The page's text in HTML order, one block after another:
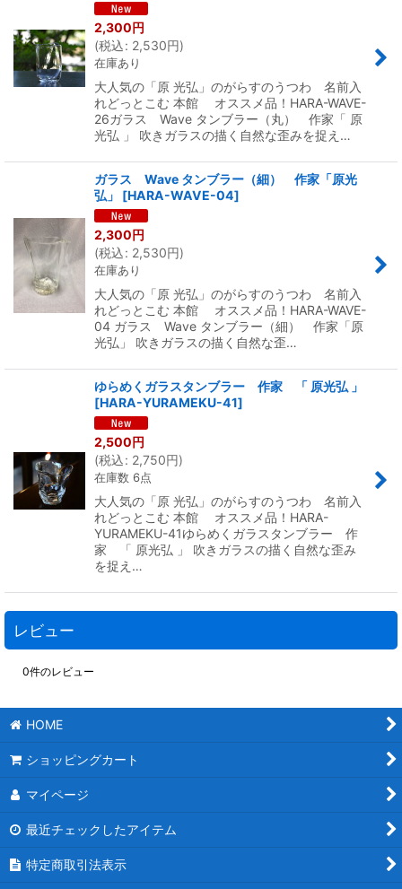
2,300円
(税込: 2,530円)
在庫あり
大人気の「原 光弘」のがらすのうつわ 名前入
れどっとこむ 本館 オススメ品！HARA-WAVE-
26ガラス Wave タンブラー（丸） 作家「 原
光弘 」 吹きガラスの描く自然な歪みを捉え…
ガラス Wave タンブラー（細） 作家「原光
弘」
[HARA-WAVE-04]
2,300円
(税込: 2,530円)
在庫あり
大人気の「原 光弘」のがらすのうつわ 名前入
れどっとこむ 本館 オススメ品！HARA-WAVE-
04 ガラス Wave タンブラー（細） 作家「原
光弘」 吹きガラスの描く自然な歪…
ゆらめくガラスタンブラー 作家 「 原光弘 」
[HARA-YURAMEKU-41]
2,500円
(税込: 2,750円)
在庫数 6点
大人気の「原 光弘」のがらすのうつわ 名前入
れどっとこむ 本館 オススメ品！HARA-
YURAMEKU-41ゆらめくガラスタンブラー 作
家 「 原光弘 」 吹きガラスの描く自然な歪み
を捉え…
レビュー
0件のレビュー
HOME
ショッピングカート
マイページ
最近チェックしたアイテム
特定商取引法表示